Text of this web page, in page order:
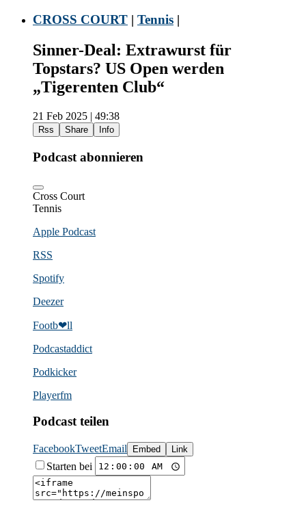
CROSS COURT | Tennis |
Sinner-Deal: Extrawurst für
Topstars? US Open werden
„Tigerenten Club“
21 Feb 2025 | 49:38
Rss Share Info
Podcast abonnieren
Cross Court
Tennis
Apple Podcast
RSS
Spotify
Deezer
Footb❤ll
Podcast­addict
Podkicker
Playerfm
Podcast teilen
FacebookTweetEmail Embed Link
Starten bei